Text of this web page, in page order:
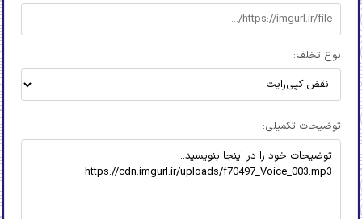
نوع تخلف:
توضیحات تکمیلی: